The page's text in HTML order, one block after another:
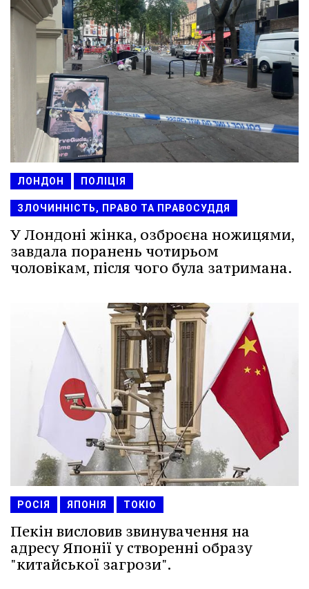
ЛОНДОН ПОЛІЦІЯ
ЗЛОЧИННІСТЬ, ПРАВО ТА ПРАВОСУДДЯ
У Лондоні жінка, озброєна ножицями,
завдала поранень чотирьом
чоловікам, після чого була затримана.
РОСІЯ ЯПОНІЯ ТОКІО
Пекін висловив звинувачення на
адресу Японії у створенні образу
"китайської загрози".